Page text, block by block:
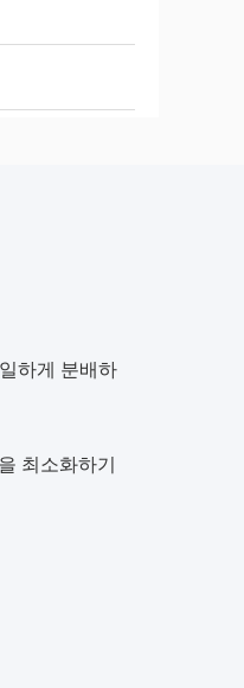
하게 분배하
최소화하기